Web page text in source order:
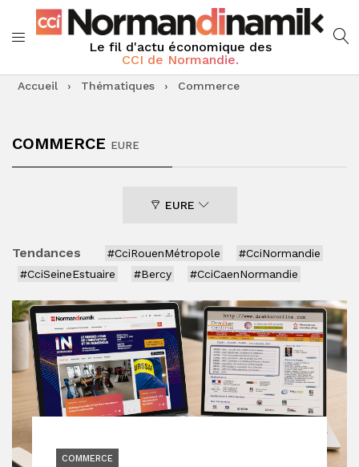
Le fil d'actu économique des
CCI de Normandie.
Accueil › Thématiques › Commerce
COMMERCE EURE
EURE
Tendances #CciRouenMétropole
#CciNormandie
#CciSeineEstuaire
#Bercy #CciCaenNormandie
COMMERCE